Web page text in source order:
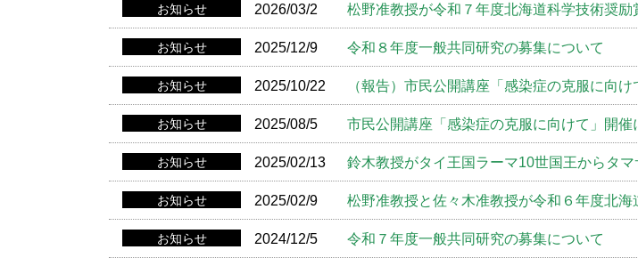
お知らせ 2026/03/2 松野准教授が令和７年度北海道科学技術奨励
お知らせ 2025/12/9 令和８年度一般共同研究の募集について
お知らせ 2025/10/22 （報告）市民公開講座「感染症の克服に向け
お知らせ 2025/08/5 市民公開講座「感染症の克服に向けて」開催
お知らせ 2025/02/13 鈴木教授がタイ王国ラーマ10世国王からタ
お知らせ 2025/02/9 松野准教授と佐々木准教授が令和６年度北海
お知らせ 2024/12/5 令和７年度一般共同研究の募集について